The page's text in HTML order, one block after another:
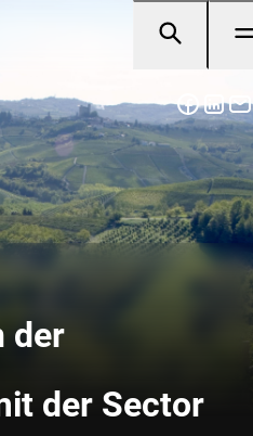
der
der Sector